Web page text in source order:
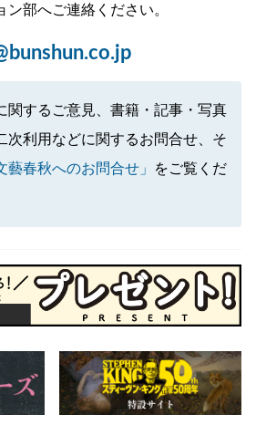
部へご連絡ください。
関するご意見、書籍・記事・写真
次利用などに関するお問合せ、そ
藝春秋へのお問合せ」
をご覧くだ